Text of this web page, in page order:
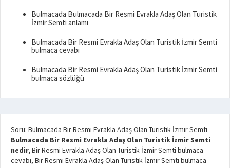
Bulmacada Bulmacada Bir Resmi Evrakla Adaş Olan Turistik
İzmir Semti anlamı
Bulmacada Bir Resmi Evrakla Adaş Olan Turistik İzmir Semti
bulmaca cevabı
Bulmacada Bir Resmi Evrakla Adaş Olan Turistik İzmir Semti
bulmaca sözlüğü
Soru: Bulmacada Bir Resmi Evrakla Adaş Olan Turistik İzmir Semti -
Bulmacada Bir Resmi Evrakla Adaş Olan Turistik İzmir Semti
nedir,Bir Resmi Evrakla Adaş Olan Turistik İzmir Semti bulmaca
cevabı, Bir Resmi Evrakla Adaş Olan Turistik İzmir Semti bulmaca